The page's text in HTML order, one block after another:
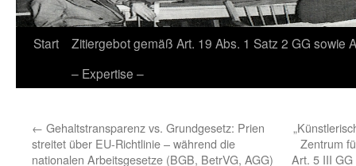
Start
Zitiergebot gemäß Art. 19 Abs. 1 Satz 2 GG sowie
– Expertise –
← Gehaltstransparenz vs. Grundgesetz: Prien
streitet über EU-Richtlinie – während die
nationalen Arbeitsgesetze (BGB, BetrVG, AGG)
Zentrum
Art. 5 III